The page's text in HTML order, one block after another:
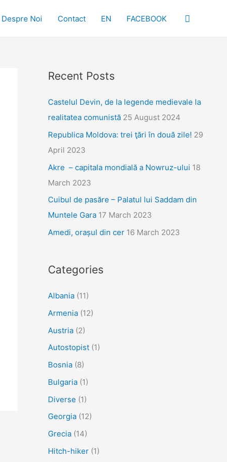
Despre Noi Contact EN FACEBOOK Search
Recent Posts
Castelul Devin, de la legende medievale la
realitatea comunistă 25 August 2024
Republica Moldova: trei ţări în două zile! 29
April 2023
Akre – capitala mondială a Nowruz-ului 18
March 2023
Cuibul de pasăre – Palatul lui Saddam din
Muntele Gara 17 March 2023
Amedi, orașul din cer 16 March 2023
Categories
Albania(11)
Armenia(12)
Austria(2)
Autostopist(1)
Bosnia(8)
Bulgaria(1)
Diverse (1)
Georgia(12)
Grecia(14)
Hitch-hiker(1)